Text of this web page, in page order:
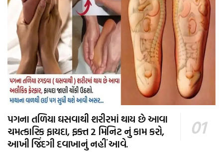
પગના તળિયા ઘસવાથી શરીરમાં થાય છે આવા
ચમત્કારિક ફાયદા, ફક્ત 2 મિનિટ નું કામ કરો,
આખી જિંદગી દવાખાનું નહીં આવે.